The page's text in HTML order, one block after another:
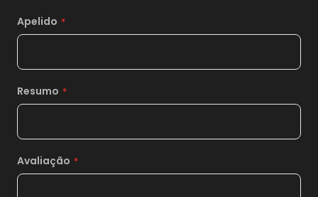
2xsem juros de 495,00
3xsem juros de 330,00
sem juros de
Apelido
Resumo
Avaliação